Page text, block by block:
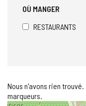
OÙ MANGER
RESTAURANTS
Nous n'avons rien
marqueurs.